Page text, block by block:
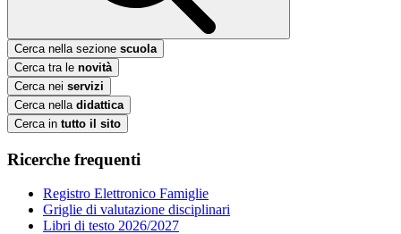
Cerca nella sezione scuola
Cerca tra le novità
Cerca nei servizi
Cerca nella didattica
Cerca in tutto il sito
Ricerche frequenti
Registro Elettronico Famiglie
Griglie di valutazione disciplinari
Libri di testo 2026/2027